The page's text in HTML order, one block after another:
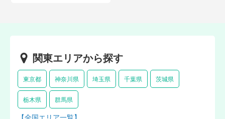
関東エリアから探す
東京都 神奈川県 埼玉県 千葉県 茨城県
栃木県 群馬県
【全国エリア一覧】